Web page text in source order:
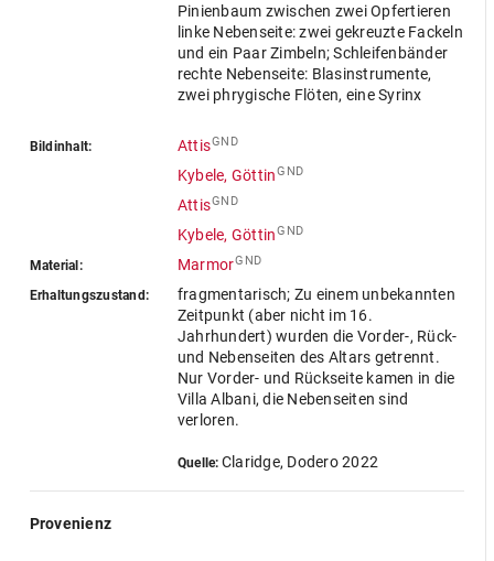
Pinienbaum zwischen zwei Opfertieren
linke Nebenseite: zwei gekreuzte Fackeln
und ein Paar Zimbeln; Schleifenbänder
rechte Nebenseite: Blasinstrumente,
zwei phrygische Flöten, eine Syrinx
Bildinhalt: AttisGND
Kybele, GöttinGND
AttisGND
Kybele, GöttinGND
Material: MarmorGND
Erhaltungszustand:
fragmentarisch; Zu einem unbekannten
Zeitpunkt (aber nicht im 16.
Jahrhundert) wurden die Vorder-, Rück-
und Nebenseiten des Altars getrennt.
Nur Vorder- und Rückseite kamen in die
Villa Albani, die Nebenseiten sind
verloren.
Quelle: Claridge, Dodero 2022
Provenienz